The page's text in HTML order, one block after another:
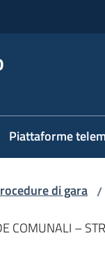
Piattaforme
di gara /
COMUNALI –